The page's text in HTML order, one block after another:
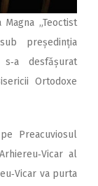
„Teoctist
președinția
desfășurat
Ortodoxe
Preacuviosul
al
va purta